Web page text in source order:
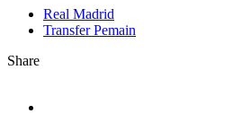
Real Madrid
Transfer Pemain
Share